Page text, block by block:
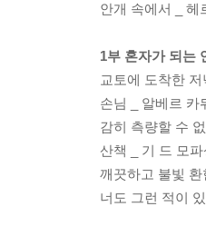
안개 속에서 _ 헤
1부 혼자가 되는
교토에 도착한
손님 _ 알베르 카
감히 측량할 수
산책 _ 기 드 모
깨끗하고 불빛
너도 그런 적이